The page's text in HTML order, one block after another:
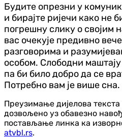
Будите опрезни у
и бирајте ријечи како не
погрешну слику о својим
вас очекује предивно
разговорима и
особом. Слободни маштају
па би било добро да се
Потребно вам је више сна.
Преузимање дијелова текста
дозвољено уз обавезно
постављање линка ка
atvbl.rs.